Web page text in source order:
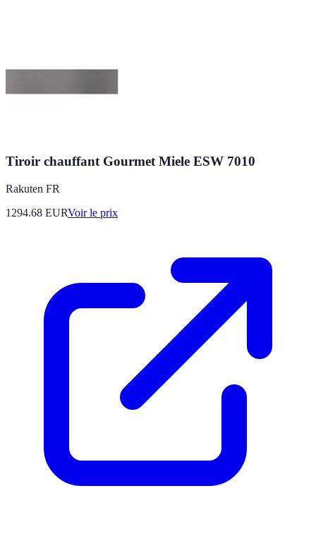
Tiroir chauffant Gourmet Miele ESW 7010
Rakuten FR
1294.68 EURVoir le prix